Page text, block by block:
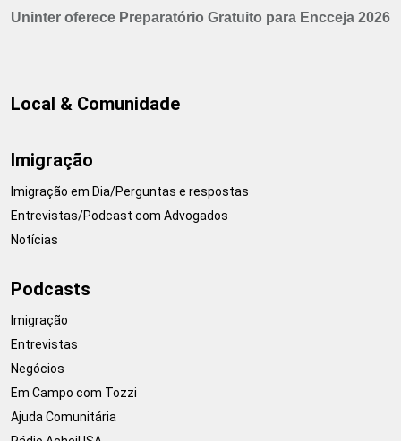
Uninter oferece Preparatório Gratuito para Encceja 2026
Local & Comunidade
Imigração
Imigração em Dia/Perguntas e respostas
Entrevistas/Podcast com Advogados
Notícias
Podcasts
Imigração
Entrevistas
Negócios
Em Campo com Tozzi
Ajuda Comunitária